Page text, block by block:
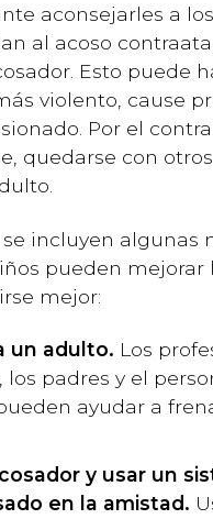
aconsejarles a
al acoso
Esto puede
violento, cause
Por el
quedarse con
incluyen algunas
pueden mejorar
mejor:
un adulto. Los
los padres y el
ayudar a
y usar un
en la amistad.